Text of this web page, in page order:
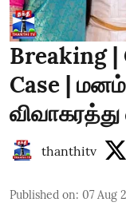
Breaking |
Case |
thanthitv
Published on: 07 Aug